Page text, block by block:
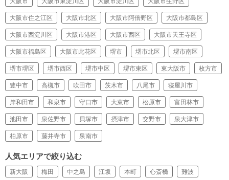
大阪市住之江区 大阪市北区 大阪市阿倍野区 大阪市都島区
大阪市西淀川区 大阪市港区 大阪市西区 大阪市天王寺区
大阪市福島区 大阪市此花区 堺市 堺市北区 堺市南区
堺市堺区 堺市西区 堺市中区 堺市東区 東大阪市 枚方市
豊中市 高槻市 吹田市 茨木市 八尾市 寝屋川市
岸和田市 和泉市 守口市 大東市 松原市 富田林市
池田市 泉佐野市 貝塚市 摂津市 交野市 泉大津市
柏原市 藤井寺市 泉南市
人気エリアで絞り込む
新大阪 梅田 中之島 江坂 本町 心斎橋 難波